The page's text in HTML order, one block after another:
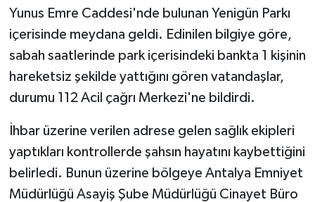
Yunus Emre Caddesi'nde bulunan Yenigün Parkı
içerisinde meydana geldi. Edinilen bilgiye göre,
sabah saatlerinde park içerisindeki bankta 1 kişinin
hareketsiz şekilde yattığını gören vatandaşlar,
durumu 112 Acil çağrı Merkezi'ne bildirdi.
İhbar üzerine verilen adrese gelen sağlık ekipleri
yaptıkları kontrollerde şahsın hayatını kaybettiğini
belirledi. Bunun üzerine bölgeye Antalya Emniyet
Müdürlüğü Asayiş Şube Müdürlüğü Cinayet Büro
Siyaset
Sosyal medya
Televizyon
Turizm